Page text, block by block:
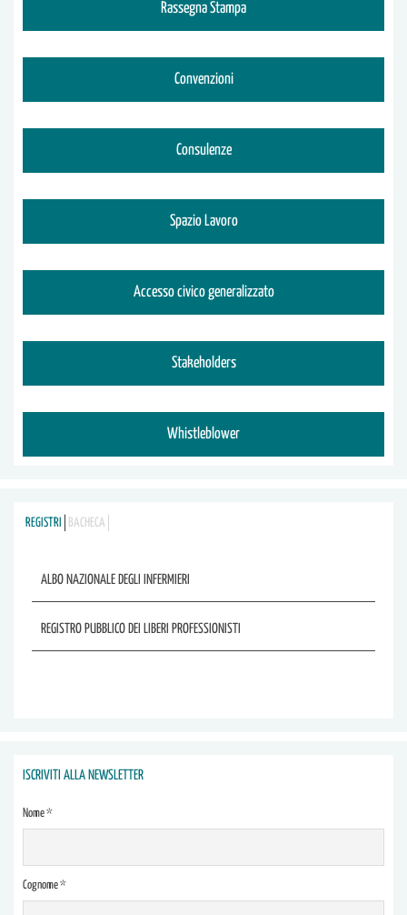
Rassegna Stampa
Convenzioni
Consulenze
Spazio Lavoro
Accesso civico generalizzato
Stakeholders
Whistleblower
REGISTRI BACHECA
ALBO NAZIONALE DEGLI INFERMIERI
REGISTRO PUBBLICO DEI LIBERI PROFESSIONISTI
ISCRIVITI ALLA NEWSLETTER
Nome *
Cognome *